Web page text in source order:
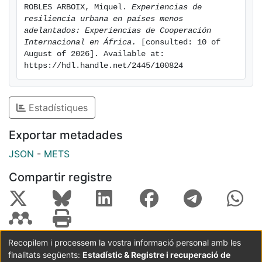
Países Menos Avanzados.
ROBLES ARBOIX, Miquel. Experiencias de
resiliencia urbana en países menos
adelantados: Experiencias de Cooperación
Internacional en África.
[consulted: 10 of
August of 2026]. Available at:
https://hdl.handle.net/2445/100824
Estadístiques
Exportar metadades
JSON - METS
Compartir registre
Coordinació:CRAI UB Avís legal
Metadades
Recopilem i processem la vostra informació personal amb les
finalitats següents: Estadístic & Registre i recuperació de